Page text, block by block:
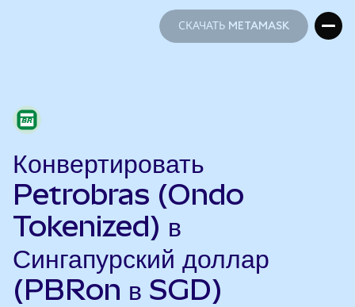
СКАЧАТЬ METAMASK
Конвертировать
Petrobras (Ondo
Tokenized) в
Сингапурский доллар
(PBRon в SGD)